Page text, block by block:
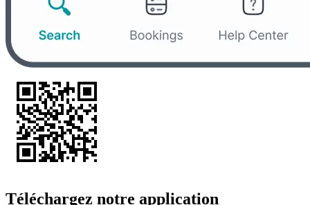
Téléchargez notre application